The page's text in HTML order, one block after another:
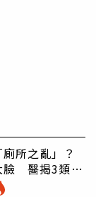
所之亂」？
臉 醫揭3類人